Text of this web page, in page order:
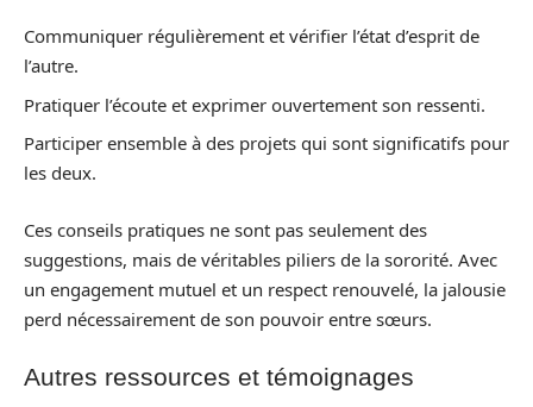
Communiquer régulièrement et vérifier l’état d’esprit de
l’autre.
Pratiquer l’écoute et exprimer ouvertement son ressenti.
Participer ensemble à des projets qui sont significatifs pour
les deux.
Ces conseils pratiques ne sont pas seulement des
suggestions, mais de véritables piliers de la sororité. Avec
un engagement mutuel et un respect renouvelé, la jalousie
perd nécessairement de son pouvoir entre sœurs.
Autres ressources et témoignages